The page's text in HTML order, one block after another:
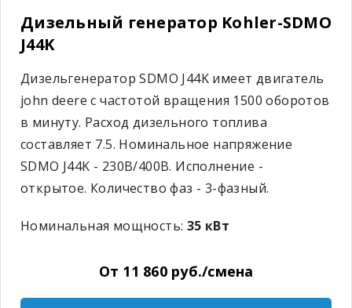
Дизельный генератор Kohler-SDMO
J44K
Дизельгенератор SDMO J44K имеет двигатель
john deere с частотой вращения 1500 оборотов
в минуту. Расход дизельного топлива
составляет 7.5. Номинальное напряжение
SDMO J44K - 230В/400В. Исполнение -
открытое. Количество фаз - 3-фазный.
Номинальная мощность: 35 кВт
От 11 860 руб./смена